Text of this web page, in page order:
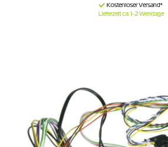
Lieferzeit ca. 1-2 Werktage